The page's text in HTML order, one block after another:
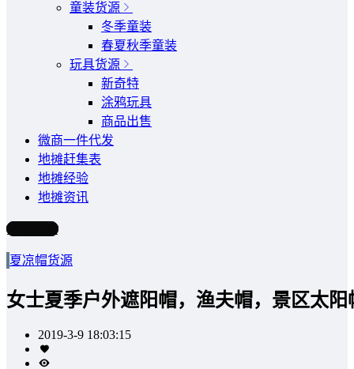
童装货源
冬季童装
春夏秋季童装
玩具货源
新奇特
涂鸦玩具
商品出售
微商一件代发
地摊赶集表
地摊经验
地摊资讯
写文章
夏凉帽货源
女士夏季户外遮阳帽，渔夫帽，景区太
2019-3-9 18:03:15